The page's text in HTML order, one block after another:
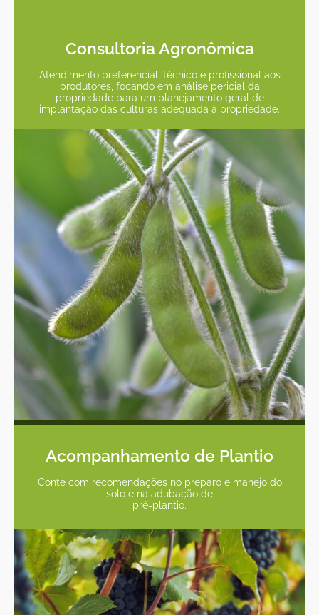
Consultoria Agronômica
Atendimento preferencial, técnico e profissional aos
produtores, focando em análise pericial da
propriedade para um planejamento geral de
implantação das culturas adequada à propriedade.
Acompanhamento de Plantio
Conte com recomendações no preparo e manejo do
solo e na adubação de
pré-plantio.